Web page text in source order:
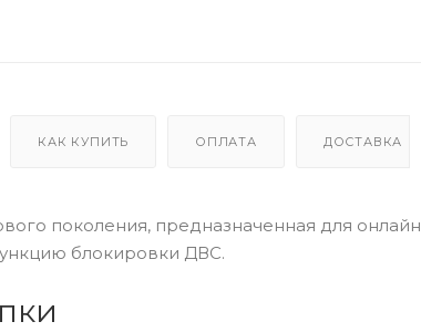
КАК КУПИТЬ ОПЛАТА ДОСТАВКА
поколения, предназначенная для онлайн
блокировки ДВС.